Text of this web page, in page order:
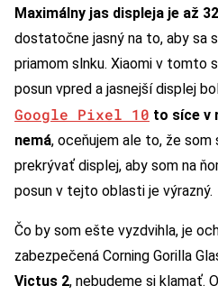
Maximálny jas displeja je až
dostatočne jasný na to, aby sa
priamom slnku. Xiaomi v tomto
posun vpred a jasnejší displej
Google Pixel 10 to síce v
nemá, oceňujem ale to, že som
prekrývať displej, aby som na
posun v tejto oblasti je výrazný.
Čo by som ešte vyzdvihla, je
zabezpečená Corning Gorilla
Victus 2, nebudeme si klamať.